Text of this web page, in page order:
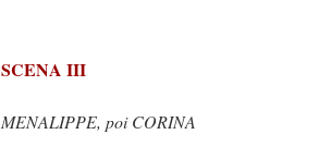
SCENA III
MENALIPPE, poi CORINA